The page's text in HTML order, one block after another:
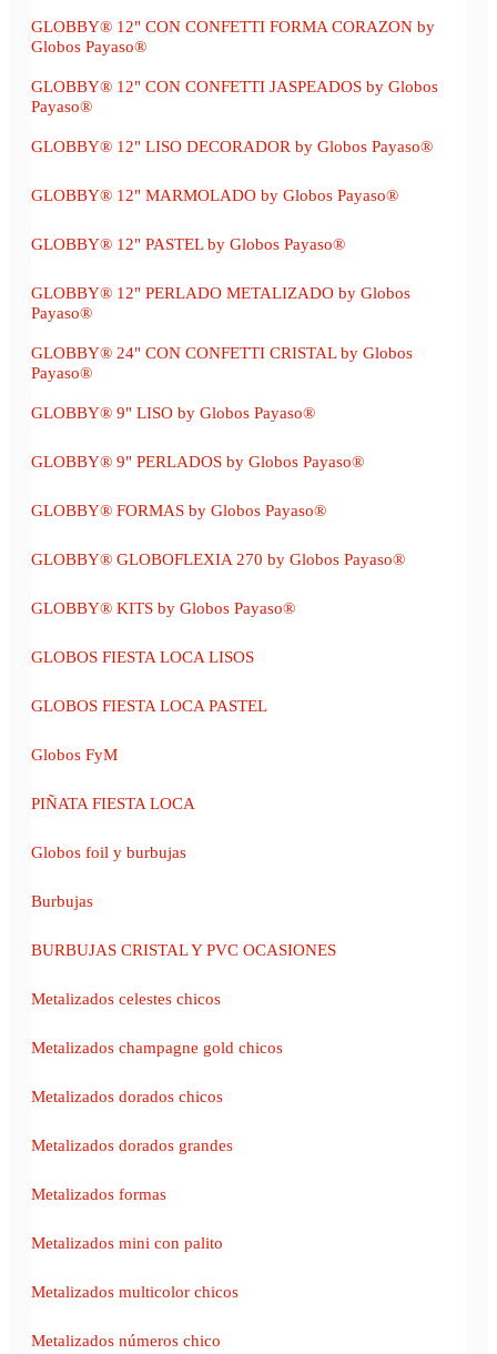
GLOBBY® 12" CON CONFETTI FORMA CORAZON by
Globos Payaso®
GLOBBY® 12" CON CONFETTI JASPEADOS by Globos
Payaso®
GLOBBY® 12" LISO DECORADOR by Globos Payaso®
GLOBBY® 12" MARMOLADO by Globos Payaso®
GLOBBY® 12" PASTEL by Globos Payaso®
GLOBBY® 12" PERLADO METALIZADO by Globos
Payaso®
GLOBBY® 24" CON CONFETTI CRISTAL by Globos
Payaso®
GLOBBY® 9" LISO by Globos Payaso®
GLOBBY® 9" PERLADOS by Globos Payaso®
GLOBBY® FORMAS by Globos Payaso®
GLOBBY® GLOBOFLEXIA 270 by Globos Payaso®
GLOBBY® KITS by Globos Payaso®
GLOBOS FIESTA LOCA LISOS
GLOBOS FIESTA LOCA PASTEL
Globos FyM
PIÑATA FIESTA LOCA
Globos foil y burbujas
Burbujas
BURBUJAS CRISTAL Y PVC OCASIONES
Metalizados celestes chicos
Metalizados champagne gold chicos
Metalizados dorados chicos
Metalizados dorados grandes
Metalizados formas
Metalizados mini con palito
Metalizados multicolor chicos
Metalizados números chico